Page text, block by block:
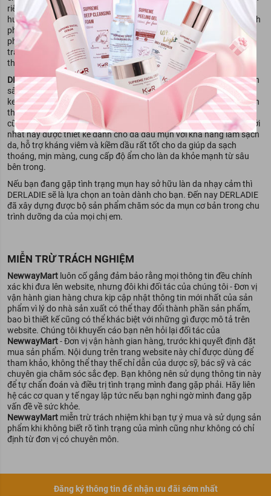
riêng cho làn da mụn nhạy cảm. Trong những năm gần đây, xu
hướng tiêu dùng mỹ phẩm của phụ nữ Việt rất ưa chuộng các thành
phần tự nhiên, thấu hiểu điều đó DERLADIE đã mang lại những sản
phẩm với chiết xuất từ cây phỉ, trà xanh, lô hội, bột tre, cúc la mã,
tràm trà,...giúp làm giảm mụn - thâm, kháng viêm, chống oxy hóa,
thân thiện cho mọi loại da kể cả da mụn nhạy cảm.
DERLADIErất thành công với bộ 5 sản phẩm dưỡng da mụn chuyên
sâu từ Cây Phỉ bao gồm: sữa rửa mặt, tẩy trang, toner, tinh chất,
kem dưỡng. Tiếp nối đó vào năm 2020 DERLADIE tiếp tục mang đến
thị trường mỹ phẩm dòng sản phẩm với thành phần Hoa Lavender
cũng được đông đảo người làm đẹp ủng hộ lựa chọn. Sản phẩm mới
nhất này được thiết kế dành cho da dầu mụn với khả năng làm sạch
da, hỗ trợ kháng viêm và kiềm dầu rất tốt cho da giúp da sạch
thoáng, mịn màng, cung cấp độ ẩm cho làn da khỏe mạnh từ sâu
bên trong.
Nếu bạn đang gặp tình trạng mụn hay sở hữu làn da nhạy cảm thì
DERLADIE sẽ là lựa chọn an toàn dành cho bạn. Đến nay DERLADIE
đã xây dựng được bộ sản phẩm chăm sóc da mụn cơ bản trong chu
trình dưỡng da của mọi chị em.
MIỄN TRỪ TRÁCH NGHIỆM
NewwayMart luôn cố gắng đảm bảo rằng mọi thông tin đều chính
xác khi đưa lên website, nhưng đôi khi đối tác của chúng tôi - Đơn vị
vận hành gian hàng chưa kịp cập nhật thông tin mới nhất của sản
phẩm vì lý do nhà sản xuất có thể thay đổi thành phần sản phẩm,
bao bì thiết kế cũng có thể khác biệt với những gì được mô tả trên
website. Chúng tôi khuyến cáo bạn nên hỏi lại đối tác của
NewwayMart- Đơn vị vận hành gian hàng, trước khi quyết định đặt
mua sản phẩm. Nội dung trên trang website này chỉ được dùng để
tham khảo, không thể thay thế chỉ dẫn của dược sỹ, bác sỹ và các
chuyên gia chăm sóc sắc đẹp. Bạn không nên sử dụng thông tin này
để tự chẩn đoán và điều trị tình trạng mình đang gặp phải. Hãy liên
hệ các cơ quan y tế ngay lập tức nếu bạn nghi ngờ mình đang gặp
vấn đề về sức khỏe.
NewwayMart miễn trừ trách nhiệm khi bạn tự ý mua và sử dụng sản
phẩm khi không biết rõ tình trạng của mình cũng như không có chỉ
định từ đơn vị có chuyên môn.
Đăng ký thông tin để nhận ưu đãi sớm nhất